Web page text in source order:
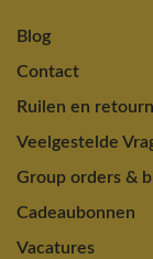
Blog
Contact
Ruilen en
Veelgestelde
Group orders &
Cadeaubonnen
Vacatures